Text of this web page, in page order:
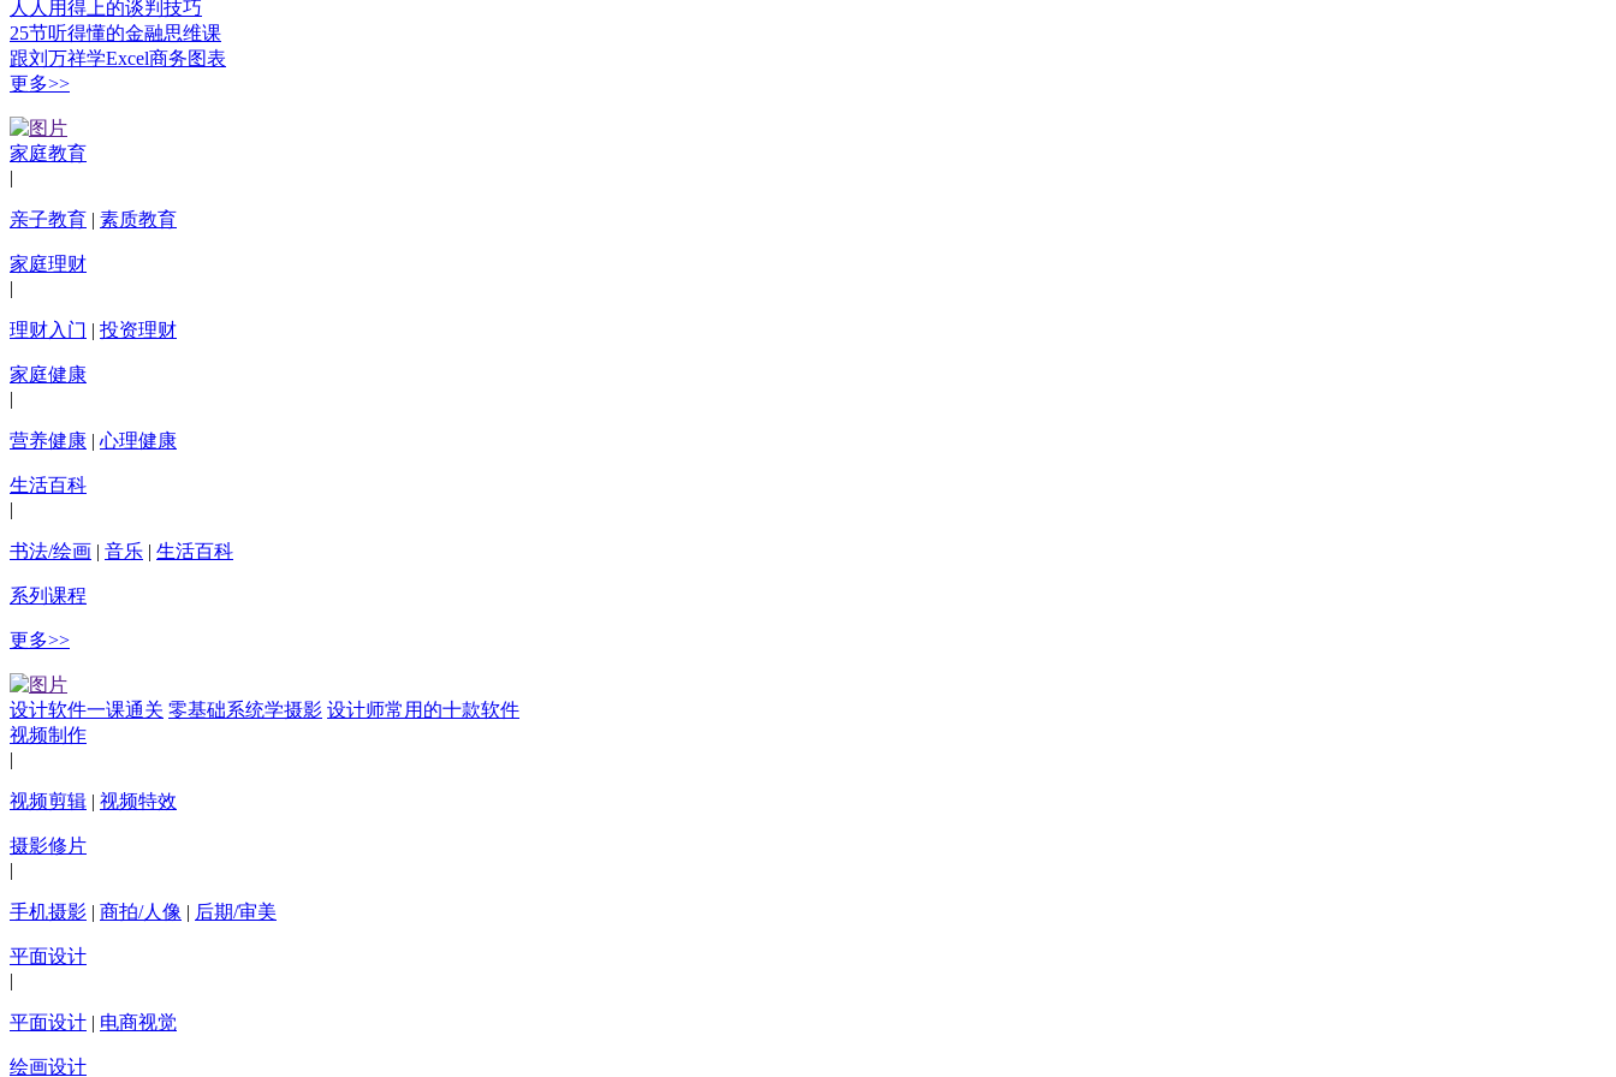
人人用得上的谈判技巧
25节听得懂的金融思维课
跟刘万祥学Excel商务图表
更多>>
家庭教育
|
亲子教育 | 素质教育
家庭理财
|
理财入门 | 投资理财
家庭健康
|
营养健康 | 心理健康
生活百科
|
书法/绘画 | 音乐 | 生活百科
系列课程
更多>>
设计软件一课通关 零基础系统学摄影 设计师常用的十款软件
视频制作
|
视频剪辑 | 视频特效
摄影修片
|
手机摄影 | 商拍/人像 | 后期/审美
平面设计
|
平面设计 | 电商视觉
绘画设计